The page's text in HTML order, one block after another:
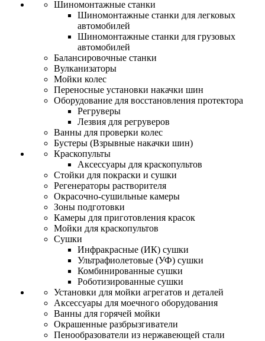
Шиномонтажные станки
Шиномонтажные станки для легковых
автомобилей
Шиномонтажные станки для грузовых
автомобилей
Балансировочные станки
Вулканизаторы
Мойки колес
Переносные установки накачки шин
Оборудование для восстановления протектора
Регруверы
Лезвия для регруверов
Ванны для проверки колес
Бустеры (Взрывные накачки шин)
Краскопульты
Аксессуары для краскопультов
Стойки для покраски и сушки
Регенераторы растворителя
Окрасочно-сушильные камеры
Зоны подготовки
Камеры для приготовления красок
Мойки для краскопультов
Сушки
Инфракрасные (ИК) сушки
Ультрафиолетовые (УФ) сушки
Комбинированные сушки
Роботизированные сушки
Установки для мойки агрегатов и деталей
Аксессуары для моечного оборудования
Ванны для горячей мойки
Окрашенные разбрызгиватели
Пенообразователи из нержавеющей стали